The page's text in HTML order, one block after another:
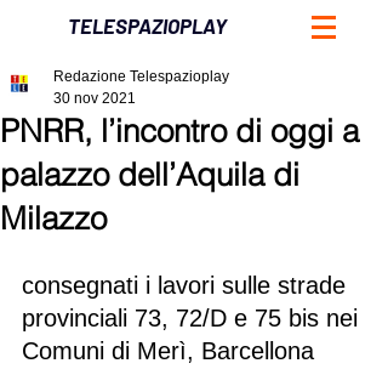
TELESPAZIOPLAY
PNRR, l’incontro di oggi a
palazzo dell’Aquila di
Milazzo
Redazione Telespazioplay
30 nov 2021
consegnati i lavori sulle strade
provinciali 73, 72/D e 75 bis nei
Comuni di Merì, Barcellona